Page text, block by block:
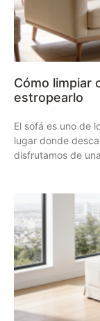
Cómo limpiar
estropearlo
El sofá es uno de
lugar donde
disfrutamos de